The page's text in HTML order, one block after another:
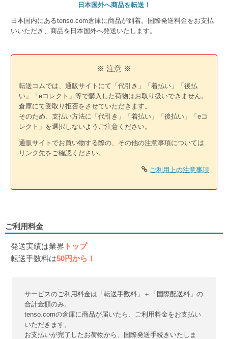
日本国外へ商品を転送！
日本国内にあるtenso.com倉庫に商品が到着。国際発送料金をお支払
いいただき、商品を日本国外へ発送いたします。
※ 注意 ※
転送コムでは、通販サイトにて「代引き」「着払い」「後払
い」「eコレクト」等で購入した荷物はお取り扱いできません。
倉庫にて受取り拒否をさせていただきます。
そのため、支払い方法に「代引き」「着払い」「後払い」「eコ
レクト」を選択しないようご注意ください。
通販サイトでお買い物する際の、その他の注意事項については
リンク先をご確認ください。
ご利用上の注意事項
ご利用料金
発送実績は業界 トップ
転送手数料は50円から！
サービスのご利用料金は「転送手数料」＋「国際配送料」の
合計金額のみ。
tenso.comの倉庫に商品が届いたら、ご利用料金をお支払い
いただきます。
お支払いが完了したお荷物から、国際発送手続きいたしま